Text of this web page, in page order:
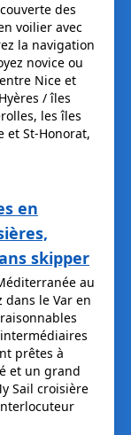
des
voilier avec
la navigation
novice ou
Nice et
/ îles
les îles
et St-Honorat,
en
skipper
au
le Var en
prêtes à
et un grand
Sail croisière